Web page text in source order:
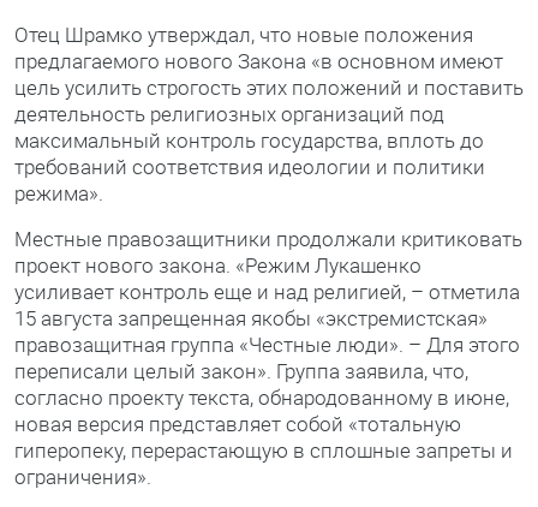
Отец Шрамко утверждал, что новые положения
предлагаемого нового Закона «в основном имеют
цель усилить строгость этих положений и поставить
деятельность религиозных организаций под
максимальный контроль государства, вплоть до
требований соответствия идеологии и политики
режима».
Местные правозащитники продолжали критиковать
проект нового закона. «Режим Лукашенко
усиливает контроль еще и над религией, – отметила
15 августа запрещенная якобы «экстремистская»
правозащитная группа «Честные люди». – Для этого
переписали целый закон». Группа заявила, что,
согласно проекту текста, обнародованному в июне,
новая версия представляет собой «тотальную
гиперопеку, перерастающую в сплошные запреты и
ограничения».